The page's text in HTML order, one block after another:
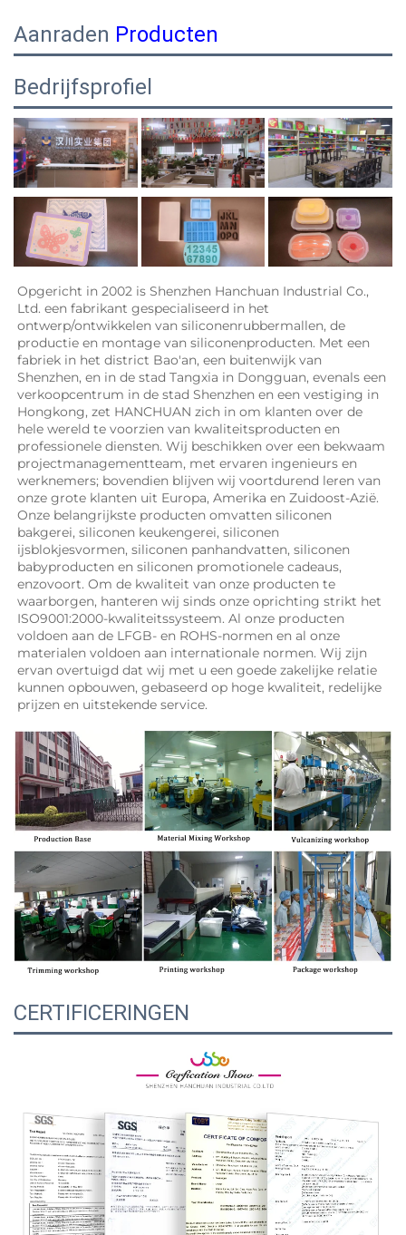
Aanraden Producten
Bedrijfsprofiel
Opgericht in 2002 is Shenzhen Hanchuan Industrial Co.,
Ltd. een fabrikant gespecialiseerd in het
ontwerp/ontwikkelen van siliconenrubbermallen, de
productie en montage van siliconenproducten. Met een
fabriek in het district Bao'an, een buitenwijk van
Shenzhen, en in de stad Tangxia in Dongguan, evenals een
verkoopcentrum in de stad Shenzhen en een vestiging in
Hongkong, zet HANCHUAN zich in om klanten over de
hele wereld te voorzien van kwaliteitsproducten en
professionele diensten. Wij beschikken over een bekwaam
projectmanagementteam, met ervaren ingenieurs en
werknemers; bovendien blijven wij voortdurend leren van
onze grote klanten uit Europa, Amerika en Zuidoost-Azië.
Onze belangrijkste producten omvatten siliconen
bakgerei, siliconen keukengerei, siliconen
ijsblokjesvormen, siliconen panhandvatten, siliconen
babyproducten en siliconen promotionele cadeaus,
enzovoort. Om de kwaliteit van onze producten te
waarborgen, hanteren wij sinds onze oprichting strikt het
ISO9001:2000-kwaliteitssysteem. Al onze producten
voldoen aan de LFGB- en ROHS-normen en al onze
materialen voldoen aan internationale normen. Wij zijn
ervan overtuigd dat wij met u een goede zakelijke relatie
kunnen opbouwen, gebaseerd op hoge kwaliteit, redelijke
prijzen en uitstekende service.
CERTIFICERINGEN